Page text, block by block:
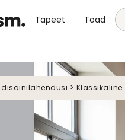
Tapeet Toad
> Klassikaline